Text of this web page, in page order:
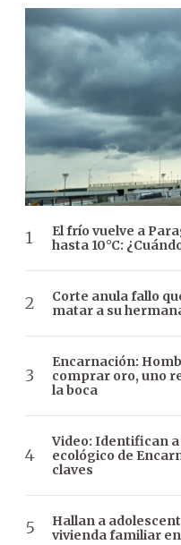
El frío vuelve a
hasta 10°C:
Corte anula fallo
matar a su
Encarnación:
comprar oro, uno
la boca
Video: Identifican
ecológico de
claves
Hallan a
vivienda familiar